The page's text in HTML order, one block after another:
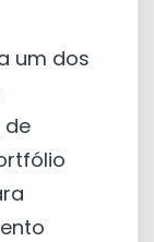
um dos
de